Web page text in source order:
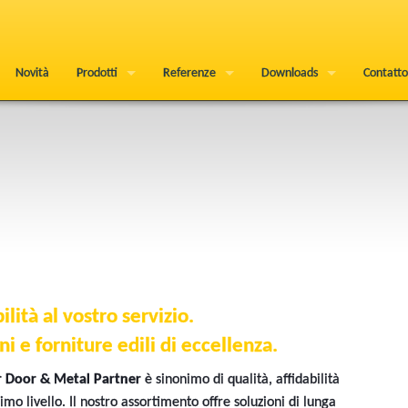
Novità Prodotti Referenze Downloads Contatto
al vostro servizio.
e forniture edili di eccellenza.
Door & Metal Partner è sinonimo di qualità, affidabilità
livello. Il nostro assortimento offre soluzioni di lunga